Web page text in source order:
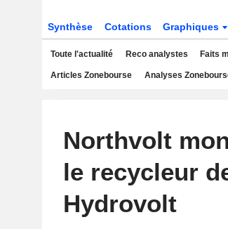
Synthèse Cotations Graphiques
Toute l'actualité Reco analystes Faits
Articles Zonebourse Analyses
Northvolt
le recycleur
Hydrovolt